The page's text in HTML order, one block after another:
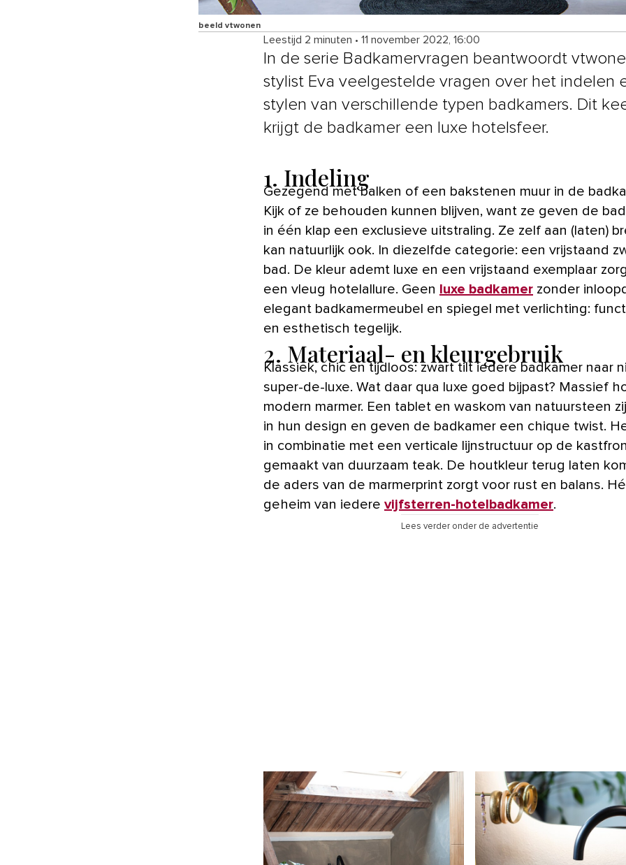
beeld vtwonen
Leestijd 2 minuten • 11 november 2022, 16:00
In de serie Badkamervragen beantwoordt
stylist Eva veelgestelde vragen over het indelen
stylen van verschillende typen badkamers. Dit
krijgt de badkamer een luxe hotelsfeer.
1. Indeling
Gezegend met balken of een bakstenen muur in de badkamer?
Kijk of ze behouden kunnen blijven, want ze geven de
in één klap een exclusieve uitstraling. Ze zelf aan (laten)
kan natuurlijk ook. In diezelfde categorie: een vrijstaand
bad. De kleur ademt luxe en een vrijstaand exemplaar
een vleug hotelallure. Geen
luxe badkamer zonder
elegant badkamermeubel en spiegel met verlichting:
en esthetisch tegelijk.
2. Materiaal- en kleurgebruik
Klassiek, chic en tijdloos: zwart tilt iedere badkamer naar
super-de-luxe. Wat daar qua luxe goed bijpast? Massief
modern marmer. Een tablet en waskom van natuursteen
in hun design en geven de badkamer een chique twist.
in combinatie met een verticale lijnstructuur op de
gemaakt van duurzaam teak. De houtkleur terug laten
de aders van de marmerprint zorgt voor rust en balans.
geheim van iedere vijfsterren-hotelbadkamer.
Lees verder onder de advertentie